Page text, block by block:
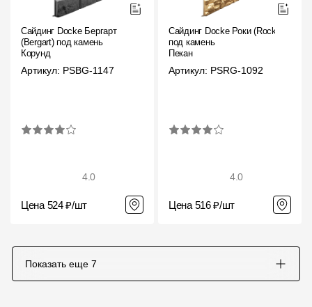
Сайдинг Docke Бергарт
(Bergart) под камень
Корунд
Артикул: PSBG-1147
4.0
Цена 524 ₽/шт
Сайдинг Docke Роки (Rocky)
под камень
Пекан
Артикул: PSRG-1092
4.0
Цена 516 ₽/шт
Показать еще 7